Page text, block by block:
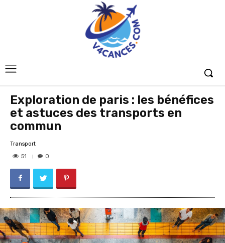
Exploration de paris : les bénéfices
et astuces des transports en
commun
Transport
51
0